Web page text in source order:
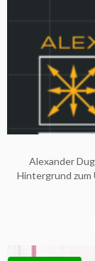
Alexander
Hintergrund zum